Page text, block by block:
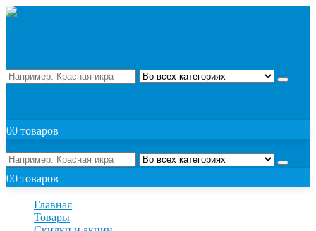
00 товаров
00 товаров
Главная
Товары